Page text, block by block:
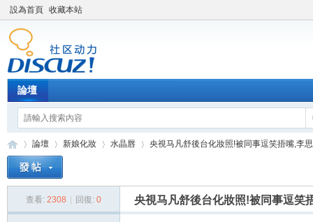
設為首頁 收藏本站
論壇
論壇
›
新娘化妝
›
水晶唇
›
央視马凡舒後台化妝照!被同事逗笑捂嘴,李
查看: 2308 回復: 0 央視马凡舒後台化妝照!被同事逗笑